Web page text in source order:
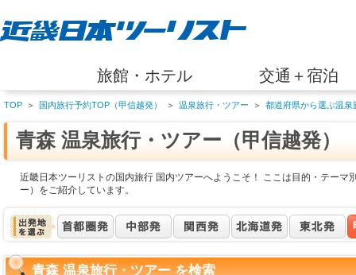
旅館・ホテル 交通＋宿泊
TOP ＞ 国内旅行予約TOP（甲信越発） ＞ 温泉旅行・ツアー ＞ 都道府県から選ぶ温泉
青森 温泉旅行・ツアー（甲信越発）
近畿日本ツーリストの国内旅行 国内ツアーへようこそ！ ここは目的・テーマ
ー）をご紹介しています。
青森 温泉旅行・ツアー を検索